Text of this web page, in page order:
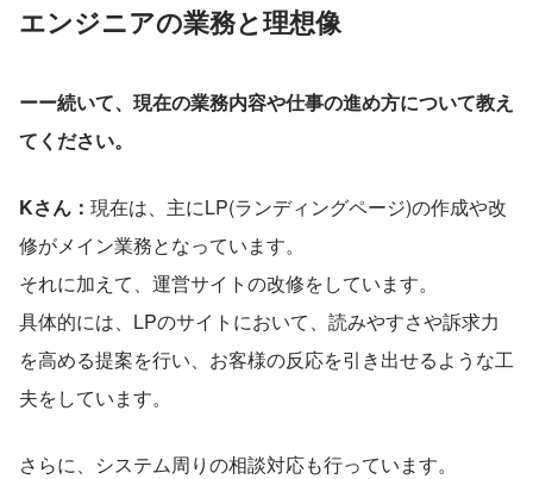
エンジニアの業務と理想像
ーー続いて、現在の業務内容や仕事の進め方について教え
てください。
Kさん： 現在は、主にLP(ランディングページ)の作成や改
修がメイン業務となっています。
それに加えて、運営サイトの改修をしています。
具体的には、LPのサイトにおいて、読みやすさや訴求力
を高める提案を行い、お客様の反応を引き出せるような工
夫をしています。
さらに、システム周りの相談対応も行っています。